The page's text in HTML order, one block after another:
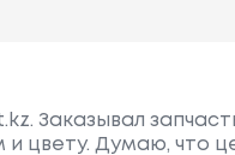
Заказывал
цвету. Думаю, что